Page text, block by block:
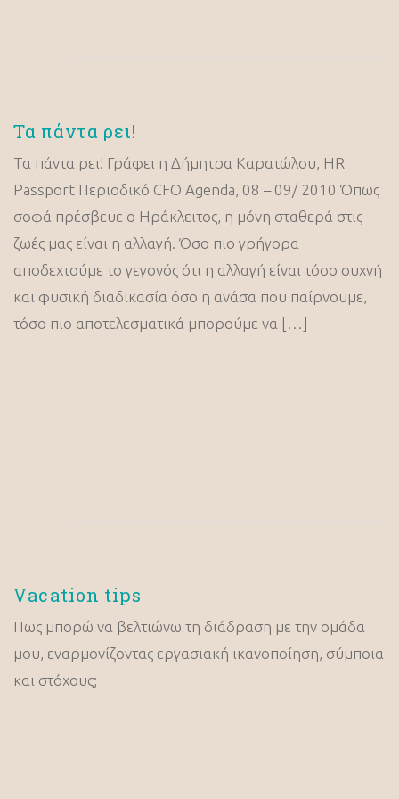
Τα πάντα ρει!
Τα πάντα ρει! Γράφει η Δήμητρα Kαρατώλου, HR
Passport Περιοδικό CFO Agenda, 08 – 09/ 2010 Όπως
σοφά πρέσβευε ο Ηράκλειτος, η μόνη σταθερά στις
ζωές μας είναι η αλλαγή. Όσο πιο γρήγορα
αποδεχτούμε το γεγονός ότι η αλλαγή είναι τόσο συχνή
και φυσική διαδικασία όσο η ανάσα που παίρνουμε,
τόσο πιο αποτελεσματικά μπορούμε να […]
Vacation tips
Πως μπορώ να βελτιώνω τη διάδραση με την ομάδα
μου, εναρμονίζοντας εργασιακή ικανοποίηση, σύμποια
και στόχους;